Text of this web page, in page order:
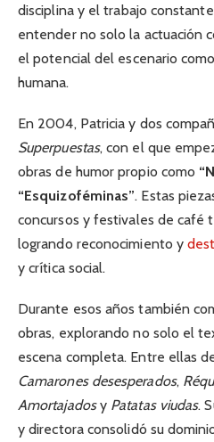
disciplina y el trabajo
entender no solo la actuación
el potencial del escenario
humana.
En 2004, Patricia y dos
Superpuestas, con el que
obras de humor propio como
“Esquizoféminas”. Estas
concursos y festivales de café
logrando reconocimiento y
y crítica social.
Durante esos años también
obras, explorando no solo el
escena completa. Entre ellas
Camarones desesperados,
Amortajadosy Patatas viudas.
y directora consolidó su